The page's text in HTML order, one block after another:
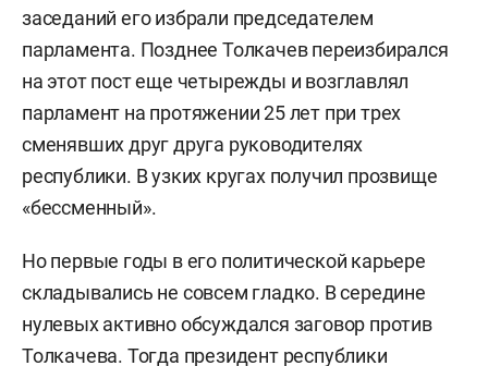
заседаний его избрали председателем
парламента. Позднее Толкачев переизбирался
на этот пост еще четырежды и возглавлял
парламент на протяжении 25 лет при трех
сменявших друг друга руководителях
республики. В узких кругах получил прозвище
«бессменный».
Но первые годы в его политической карьере
складывались не совсем гладко. В середине
нулевых активно обсуждался заговор против
Толкачева. Тогда президент республики